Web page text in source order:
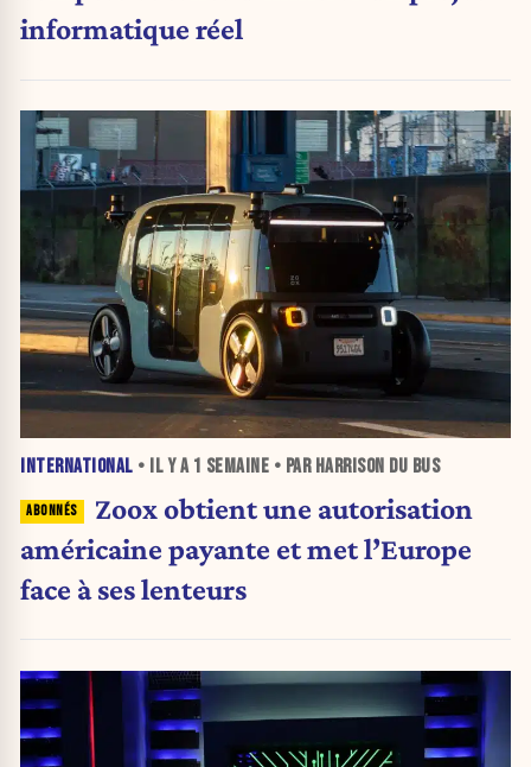
informatique réel
INTERNATIONAL • IL Y A 1 SEMAINE • PAR HARRISON DU BUS
Zoox obtient une autorisation
américaine payante et met l’Europe
face à ses lenteurs